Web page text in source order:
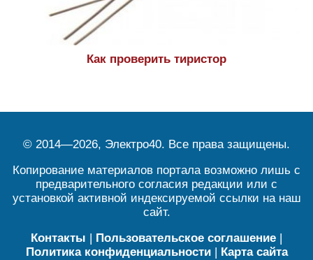
Как проверить тиристор
© 2014—2026, Электро40. Все права защищены.
Копирование материалов портала возможно лишь с
предварительного согласия редакции или с
установкой активной индексируемой ссылки на наш
сайт.
Контакты | Пользовательское соглашение |
Политика конфиденциальности| Карта сайта